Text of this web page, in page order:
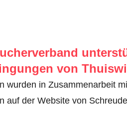
von
wurden in Zusammenarbeit
auf der Website von